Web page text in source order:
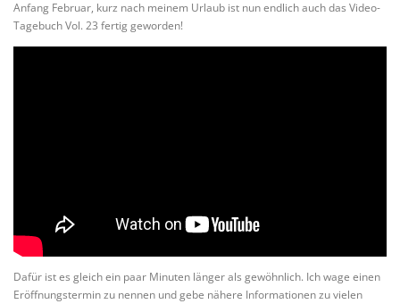
Anfang Februar, kurz nach meinem Urlaub ist nun endlich auch das Video-
Tagebuch Vol. 23 fertig geworden!
Dafür ist es gleich ein paar Minuten länger als gewöhnlich. Ich wage einen
Eröffnungstermin zu nennen und gebe nähere Informationen zu vielen